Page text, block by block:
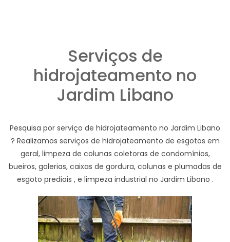
Serviços de
hidrojateamento no
Jardim Libano
Pesquisa por serviço de hidrojateamento no Jardim Libano
? Realizamos serviços de hidrojateamento de esgotos em
geral, limpeza de colunas coletoras de condomínios,
bueiros, galerias, caixas de gordura, colunas e plumadas de
esgoto prediais , e limpeza industrial no Jardim Libano .